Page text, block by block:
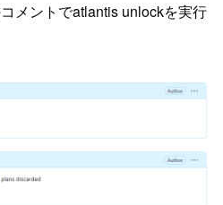
メントでatlantis unlockを実行